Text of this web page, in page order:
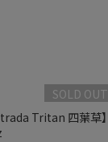
SOLD OUT
Tritan 四葉草】